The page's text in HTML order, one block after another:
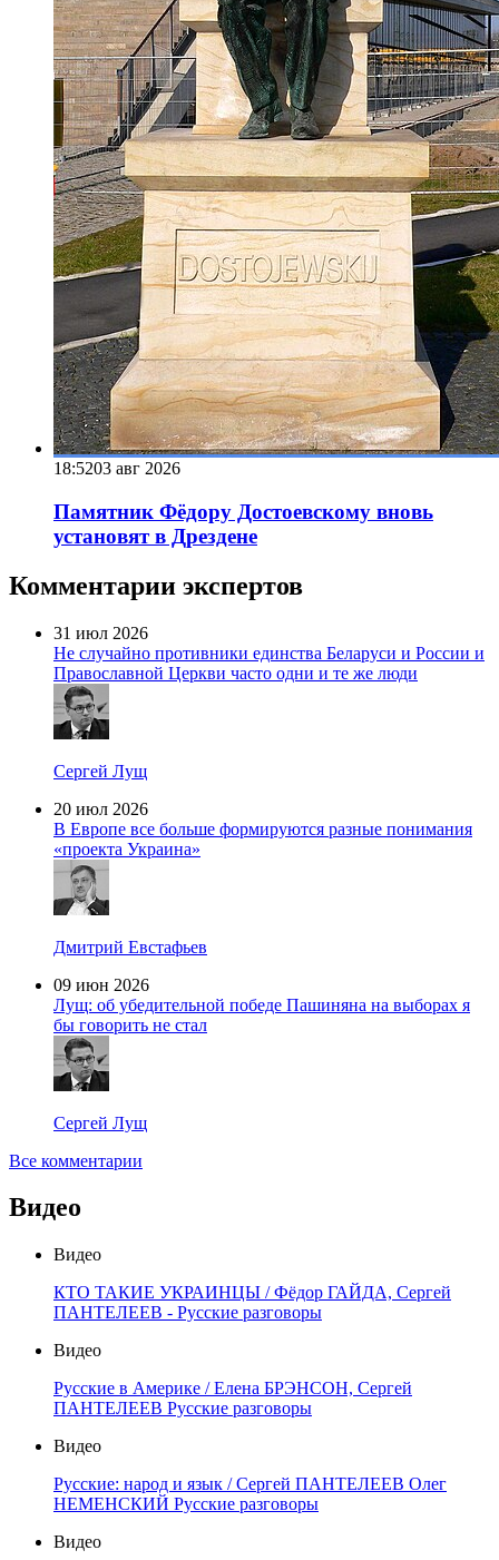
18:5203 авг 2026
Памятник Фёдору Достоевскому вновь
установят в Дрездене
Комментарии экспертов
31 июл 2026
Не случайно противники единства Беларуси и России и
Православной Церкви часто одни и те же люди
Сергей Лущ
20 июл 2026
В Европе все больше формируются разные понимания
«проекта Украина»
Дмитрий Евстафьев
09 июн 2026
Лущ: об убедительной победе Пашиняна на выборах я
бы говорить не стал
Сергей Лущ
Все комментарии
Видео
Видео
КТО ТАКИЕ УКРАИНЦЫ / Фёдор ГАЙДА, Сергей
ПАНТЕЛЕЕВ - Русские разговоры
Видео
Русские в Америке / Елена БРЭНСОН, Сергей
ПАНТЕЛЕЕВ Русские разговоры
Видео
Русские: народ и язык / Сергей ПАНТЕЛЕЕВ Олег
НЕМЕНСКИЙ Русские разговоры
Видео